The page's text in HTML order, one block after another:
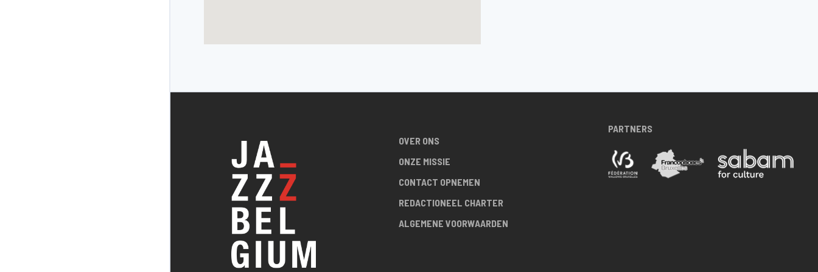
OVER ONS
ONZE MISSIE
CONTACT OPNEMEN
REDACTIONEEL CHARTER
ALGEMENE VOORWAARDEN
PARTNERS